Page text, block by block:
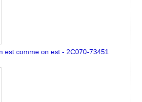
est comme on est - 2C070-73451